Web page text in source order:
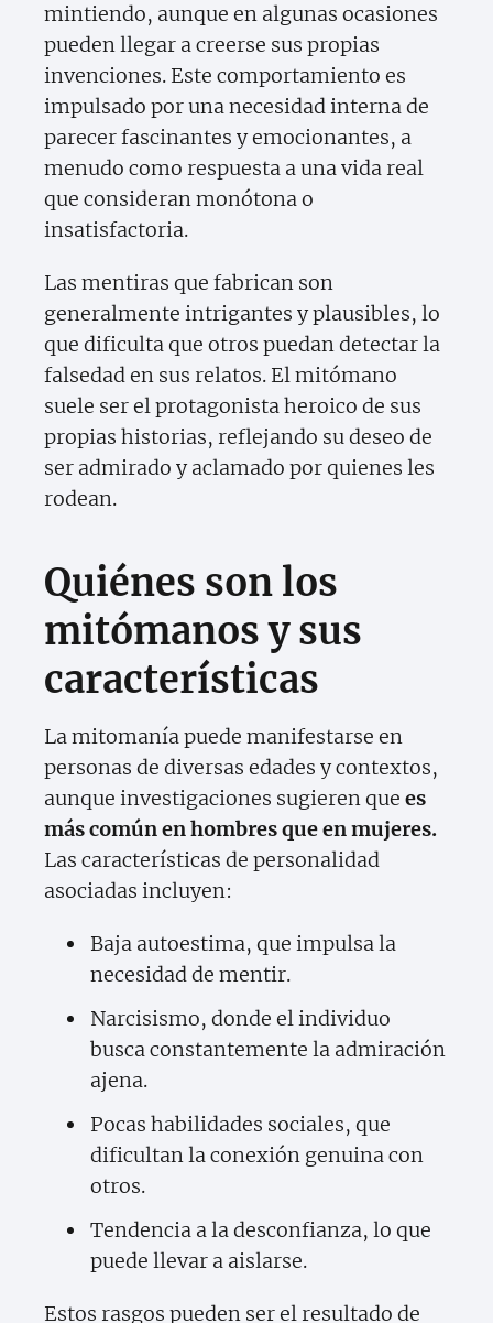
mintiendo, aunque en algunas ocasiones
pueden llegar a creerse sus propias
invenciones. Este comportamiento es
impulsado por una necesidad interna de
parecer fascinantes y emocionantes, a
menudo como respuesta a una vida real
que consideran monótona o
insatisfactoria.
Las mentiras que fabrican son
generalmente intrigantes y plausibles, lo
que dificulta que otros puedan detectar la
falsedad en sus relatos. El mitómano
suele ser el protagonista heroico de sus
propias historias, reflejando su deseo de
ser admirado y aclamado por quienes les
rodean.
Quiénes son los
mitómanos y sus
características
La mitomanía puede manifestarse en
personas de diversas edades y contextos,
aunque investigaciones sugieren que es
más común en hombres que en mujeres.
Las características de personalidad
asociadas incluyen:
Baja autoestima, que impulsa la
necesidad de mentir.
Narcisismo, donde el individuo
busca constantemente la admiración
ajena.
Pocas habilidades sociales, que
dificultan la conexión genuina con
otros.
Tendencia a la desconfianza, lo que
puede llevar a aislarse.
Estos rasgos pueden ser el resultado de